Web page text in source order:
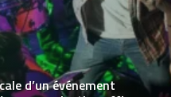
d’un événement